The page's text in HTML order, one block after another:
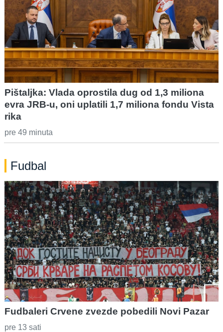
Pištaljka: Vlada oprostila dug od 1,3 miliona
evra JRB-u, oni uplatili 1,7 miliona fondu Vista
rika
pre 49 minuta
Fudbal
Fudbaleri Crvene zvezde pobedili Novi Pazar
pre 13 sati